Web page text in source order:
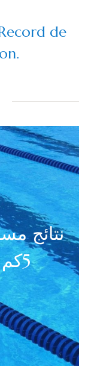
de
نتائج
5كم 04/08/2026